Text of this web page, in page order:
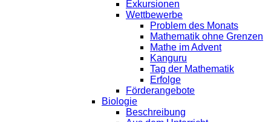
Exkursionen
Wettbewerbe
Problem des Monats
Mathematik ohne Grenzen
Mathe im Advent
Kanguru
Tag der Mathematik
Erfolge
Förderangebote
Biologie
Beschreibung